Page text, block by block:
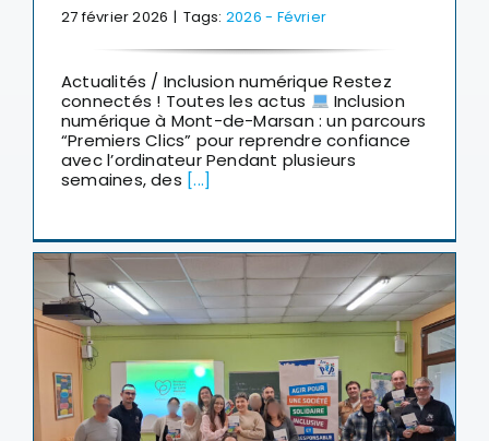
27 février 2026 | Tags: 2026 - Février
Actualités / Inclusion numérique Restez
connectés ! Toutes les actus
Inclusion
numérique à Mont-de-Marsan : un parcours
“Premiers Clics” pour reprendre confiance
avec l’ordinateur Pendant plusieurs
semaines, des [...]